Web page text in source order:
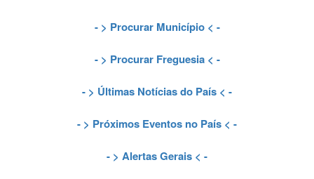
- > Procurar Município< -
- > Procurar Freguesia< -
- > Últimas Notícias do País < -
- > Próximos Eventos no País < -
- > Alertas Gerais < -